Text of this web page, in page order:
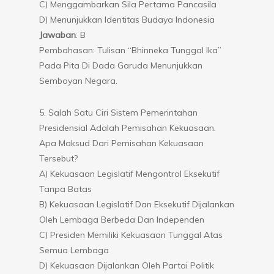
C) Menggambarkan Sila Pertama Pancasila
D) Menunjukkan Identitas Budaya Indonesia
Jawaban: B
Pembahasan: Tulisan “Bhinneka Tunggal Ika”
Pada Pita Di Dada Garuda Menunjukkan
Semboyan Negara.
5. Salah Satu Ciri Sistem Pemerintahan
Presidensial Adalah Pemisahan Kekuasaan.
Apa Maksud Dari Pemisahan Kekuasaan
Tersebut?
A) Kekuasaan Legislatif Mengontrol Eksekutif
Tanpa Batas
B) Kekuasaan Legislatif Dan Eksekutif Dijalankan
Oleh Lembaga Berbeda Dan Independen
C) Presiden Memiliki Kekuasaan Tunggal Atas
Semua Lembaga
D) Kekuasaan Dijalankan Oleh Partai Politik